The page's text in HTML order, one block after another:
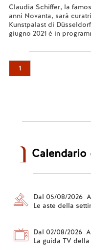
Claudia Schiffer, la
anni Novanta, sarà
Kunstpalast di
giugno 2021 è in
1
Calendario
Dal 05/08/2026
Le aste della
Dal 02/08/2026
La guida TV